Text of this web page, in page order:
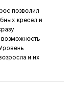
позволил
кресел и
и их